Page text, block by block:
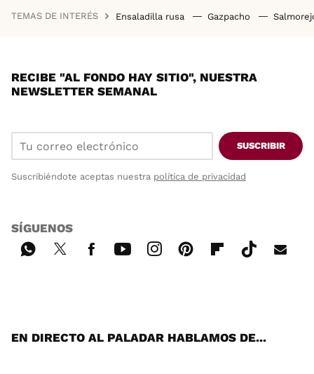
TEMAS DE INTERÉS Ensaladilla rusa Gazpacho
RECIBE "AL FONDO HAY SITIO", NUESTRA
NEWSLETTER SEMANAL
SUSCRIBIR
Suscribiéndote aceptas nuestra política de privacidad
SÍGUENOS
EN DIRECTO AL PALADAR HABLAMOS DE...